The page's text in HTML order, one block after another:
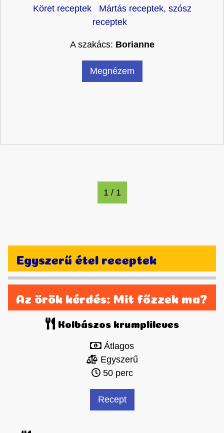
Köret receptek
Mártás receptek, szósz
receptek
A szakács: Borianne
Megnézem
1 / 1
Egyszerű étel receptek
Az örök kérdés: Mit főzzek ma?
Kolbászos krumplileves
Átlagos
Egyszerű
50 perc
Recept